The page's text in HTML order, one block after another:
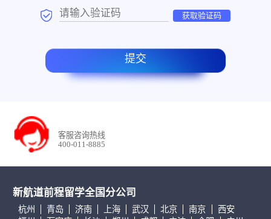
获取验证码
提交
客服咨询热线
400-011-8885
新航道前程留学全国分公司
杭州 青岛 济南 上海 武汉 北京 南京
西安